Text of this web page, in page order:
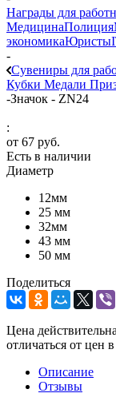
Награды для
МедицинаПолиция
экономикаЮристы
-
Сувениры для
Кубки Медали
-Значок - ZN24
:
от 67 руб.
Есть в наличии
Диаметр
12мм
25 мм
32мм
43 мм
50 мм
Поделиться
Цена
отличаться от цен
Описание
Отзывы